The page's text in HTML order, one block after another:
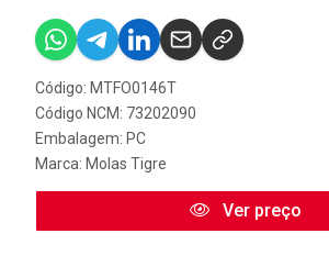
Código: MTFO0146T
Código NCM: 73202090
Embalagem: PC
Marca: Molas Tigre
Ver preço